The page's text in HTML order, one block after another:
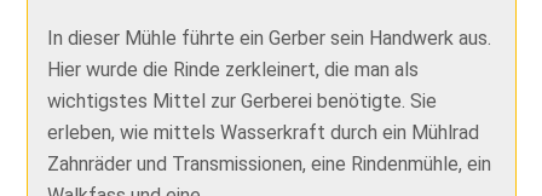
In dieser Mühle führte ein Gerber sein Handwerk aus.
Hier wurde die Rinde zerkleinert, die man als
wichtigstes Mittel zur Gerberei benötigte. Sie
erleben, wie mittels Wasserkraft durch ein Mühlrad
Zahnräder und Transmissionen, eine Rindenmühle, ein